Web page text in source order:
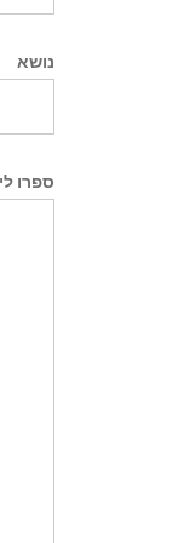
נושא
ספרו